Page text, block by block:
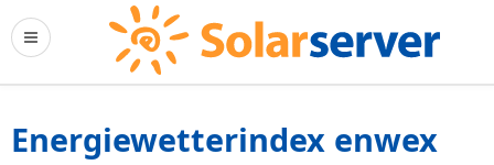
Energiewetterindex enwex